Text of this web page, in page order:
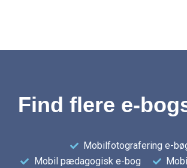
Find flere e-
Mobilfotografering e-
Mobil pædagogisk e-bog